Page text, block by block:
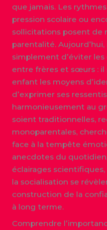
que jamais. Les
pression scolaire ou
sollicitations posent de
parentalité.
simplement d’éviter
entre frères et sœurs : il
enfant les moyens
d’exprimer ses
harmonieusement au
soient traditionnelles,
monoparentales,
face à la tempête
anecdotes du
éclairages
la socialisation se
construction de la
à long terme.
Comprendre